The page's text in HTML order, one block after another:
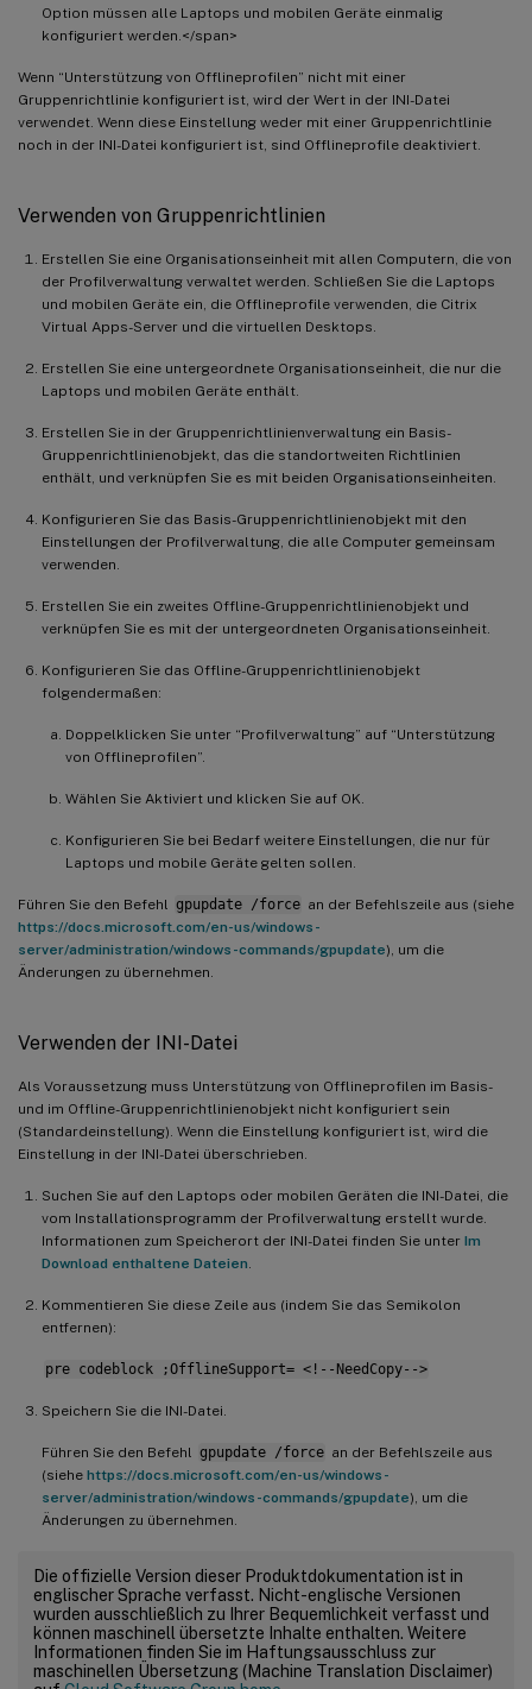
Option müssen alle Laptops und mobilen Geräte einmalig
konfiguriert werden.</span>
Wenn “Unterstützung von Offlineprofilen” nicht mit einer
Gruppenrichtlinie konfiguriert ist, wird der Wert in der INI-Datei
verwendet. Wenn diese Einstellung weder mit einer Gruppenrichtlinie
noch in der INI-Datei konfiguriert ist, sind Offlineprofile deaktiviert.
Verwenden von Gruppenrichtlinien
Erstellen Sie eine Organisationseinheit mit allen Computern, die von
der Profilverwaltung verwaltet werden. Schließen Sie die Laptops
und mobilen Geräte ein, die Offlineprofile verwenden, die Citrix
Virtual Apps-Server und die virtuellen Desktops.
Erstellen Sie eine untergeordnete Organisationseinheit, die nur die
Laptops und mobilen Geräte enthält.
Erstellen Sie in der Gruppenrichtlinienverwaltung ein Basis-
Gruppenrichtlinienobjekt, das die standortweiten Richtlinien
enthält, und verknüpfen Sie es mit beiden Organisationseinheiten.
Konfigurieren Sie das Basis-Gruppenrichtlinienobjekt mit den
Einstellungen der Profilverwaltung, die alle Computer gemeinsam
verwenden.
Erstellen Sie ein zweites Offline-Gruppenrichtlinienobjekt und
verknüpfen Sie es mit der untergeordneten Organisationseinheit.
Konfigurieren Sie das Offline-Gruppenrichtlinienobjekt
folgendermaßen:
Doppelklicken Sie unter “Profilverwaltung” auf “Unterstützung
von Offlineprofilen”.
Wählen Sie Aktiviert und klicken Sie auf OK.
Konfigurieren Sie bei Bedarf weitere Einstellungen, die nur für
Laptops und mobile Geräte gelten sollen.
Führen Sie den Befehl gpupdate /force an der Befehlszeile aus (siehe
https://docs.microsoft.com/en-us/windows-
server/administration/windows-commands/gpupdate), um die
Änderungen zu übernehmen.
Verwenden der INI-Datei
Als Voraussetzung muss Unterstützung von Offlineprofilen im Basis-
und im Offline-Gruppenrichtlinienobjekt nicht konfiguriert sein
(Standardeinstellung). Wenn die Einstellung konfiguriert ist, wird die
Einstellung in der INI-Datei überschrieben.
Suchen Sie auf den Laptops oder mobilen Geräten die INI-Datei, die
vom Installationsprogramm der Profilverwaltung erstellt wurde.
Informationen zum Speicherort der INI-Datei finden Sie unter Im
Download enthaltene Dateien
Kommentieren Sie diese Zeile aus (indem Sie das Semikolon
entfernen):
pre codeblock ;OfflineSupport= <!--NeedCopy-->
Speichern Sie die INI-Datei.
Führen Sie den Befehl gpupdate /force an der Befehlszeile aus
(siehe https://docs.microsoft.com/en-us/windows-
server/administration/windows-commands/gpupdate), um die
Änderungen zu übernehmen.
Die offizielle Version dieser Produktdokumentation ist in
englischer Sprache verfasst. Nicht-englische Versionen
wurden ausschließlich zu Ihrer Bequemlichkeit verfasst und
können maschinell übersetzte Inhalte enthalten. Weitere
Informationen finden Sie im Haftungsausschluss zur
maschinellen Übersetzung (Machine Translation Disclaimer)